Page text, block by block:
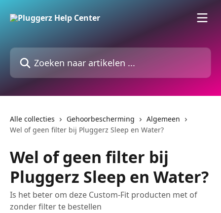
Zoeken naar artikelen ...
Alle collecties Gehoorbescherming
Algemeen
Wel of geen filter bij Pluggerz Sleep en Water?
Wel of geen filter bij
Pluggerz Sleep en Water?
Is het beter om deze Custom-Fit producten met of
zonder filter te bestellen